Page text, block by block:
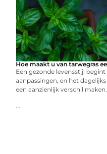
Hoe maakt u van tarwegras
Een gezonde levensstijl
aanpassingen, en het
een aanzienlijk verschil
...